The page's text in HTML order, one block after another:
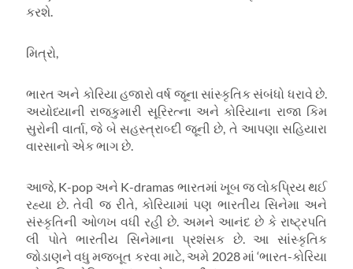
કરશે.
મિત્રો,
ભારત અને કોરિયા હજારો વર્ષ જૂના સાંસ્કૃતિક સંબંધો ધરાવે છે.
અયોધ્યાની રાજકુમારી સૂરિરત્ના અને કોરિયાના રાજા કિમ
સુરોની વાર્તા,જે બે સહસ્ત્રાબ્દી જૂની છે, તે આપણા સહિયારા
વારસાનો એક ભાગ છે.
આજે, K-pop અને K-dramas ભારતમાં ખૂબ જ લોકપ્રિય થઈ
રહ્યા છે. તેવી જ રીતે, કોરિયામાં પણ ભારતીય સિનેમા અને
સંસ્કૃતિની ઓળખ વધી રહી છે. અમને આનંદ છે કે રાષ્ટ્રપતિ
લી પોતે ભારતીય સિનેમાના પ્રશંસક છે. આ સાંસ્કૃતિક
જોડાણને વધુ મજબૂત કરવા માટે, અમે 2028માં‘ભારત-કોરિયા